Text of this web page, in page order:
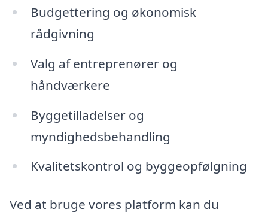
Budgettering og økonomisk
rådgivning
Valg af entreprenører og
håndværkere
Byggetilladelser og
myndighedsbehandling
Kvalitetskontrol og byggeopfølgning
Ved at bruge vores platform kan du